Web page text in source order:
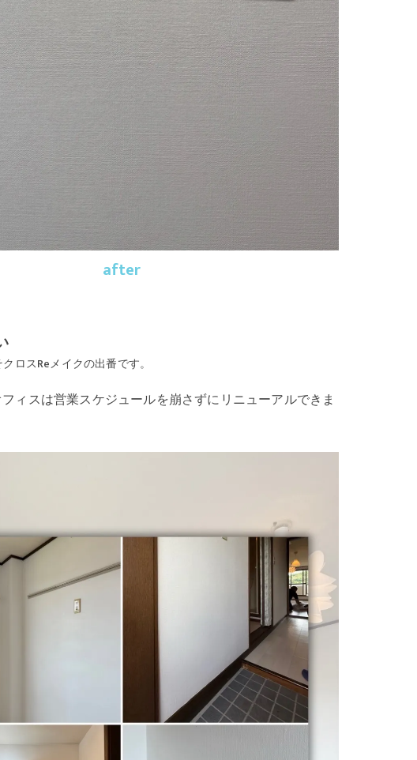
after
ロスReメイクの出番です。
ィスは営業スケジュールを崩さずにリニューアルできま